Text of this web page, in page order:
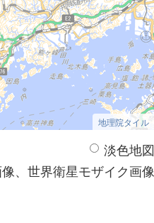
地理院タイル
淡色地図
、世界衛星モザイク画像